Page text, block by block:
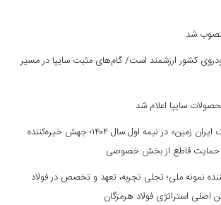
شد
کشور ارزشمند است/ گام‌های مثبت سایپا در مسیر
سایپا اعلام شد
کارنامه درخشان «بانک ایران زمین» در نیمه اول سال ۱۴۰۴؛ جهش خیره‌کننده
و حمایت قاطع از بخش خصوصی
نمونه ملی؛ تجلی تجربه، تعهد و تخصص در فولاد
اصلی استراتژی فولاد هرمزگان